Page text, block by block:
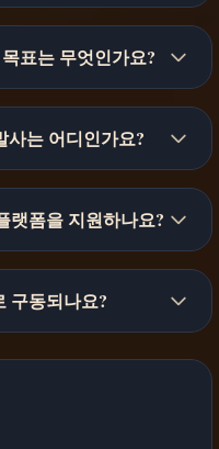
표는 무엇인가요?
는 어디인가요?
랫폼을 지원하나요?
구동되나요?